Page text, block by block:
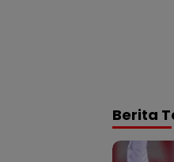
Berita